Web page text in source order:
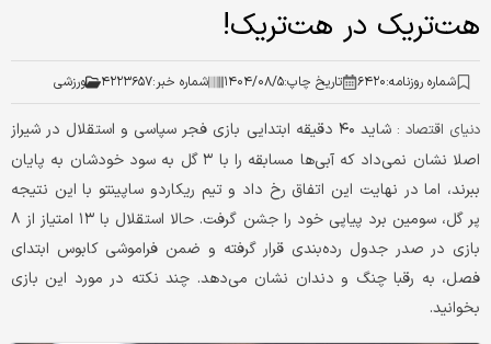
هت‌تریک در هت‌تریک!
شماره روزنامه:۶۴۲۰ تاریخ چاپ:۱۴۰۴/۰۸/۵ شماره خبر:۴۲۲۳۶۵۷ ورزشی
دنیای اقتصاد :
شاید ۴۰ دقیقه ابتدایی بازی فجر سپاسی و استقلال در شیراز
اصلا نشان نمی‌داد که آبی‌ها مسابقه را با ۳ گل به سود خودشان به پایان
ببرند، اما در نهایت این اتفاق رخ داد و تیم ریکاردو ساپینتو با این نتیجه
پر گل، سومین برد پیاپی خود را جشن گرفت. حالا استقلال با ۱۳ امتیاز از ۸
بازی در صدر جدول رده‌بندی قرار گرفته و ضمن فراموشی کابوس ابتدای
فصل، به رقبا چنگ و دندان نشان می‎‌دهد. چند نکته در مورد این بازی
بخوانید.